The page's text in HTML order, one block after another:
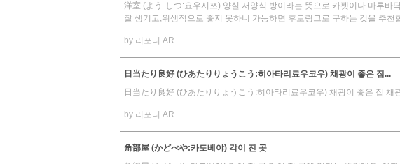
洋室 (よう-しつ:요우시쯔) 양실 서양식 방이라는 뜻으로 카펫이나 마루
잘 생기고,위생적으로 좋지 못하니 가능하면 후로링그로 구하는 것을 추천
by 리포터 AR
日当たり良好 (ひあたりりょうこう:히아타리료우코우) 채광이 좋은 집...
日当たり良好 (ひあたりりょうこう:히아타리료우코우) 채광이 좋은 집
by 리포터 AR
角部屋 (かどべや:카도베야) 각이 진 곳